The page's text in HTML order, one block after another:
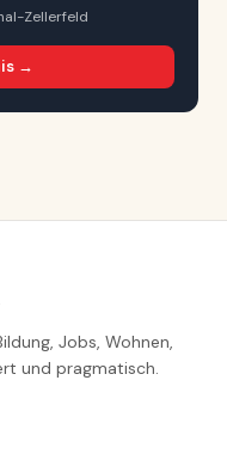
Zellerfeld
→
Jobs, Wohnen,
und pragmatisch.